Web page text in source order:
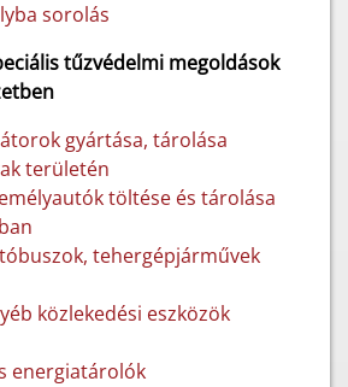
sorolás
tűzvédelmi megoldások
gyártása, tárolása
területén
töltése és tárolása
tehergépjárművek
közlekedési eszközök
energiatárolók